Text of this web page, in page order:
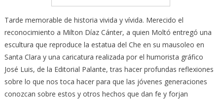
Tarde memorable de historia vivida y vívida. Merecido el
reconocimiento a Milton Díaz Cánter, a quien Moltó entregó una
escultura que reproduce la estatua del Che en su mausoleo en
Santa Clara y una caricatura realizada por el humorista gráfico
José Luis, de la Editorial Palante, tras hacer profundas reflexiones
sobre lo que nos toca hacer para que las jóvenes generaciones
conozcan sobre estos y otros hechos que dan fe y forjan